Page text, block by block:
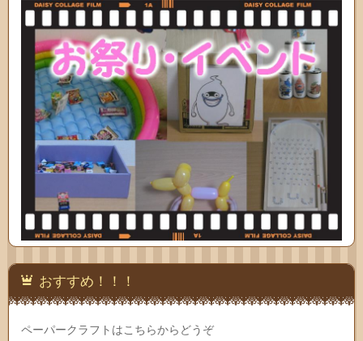
おすすめ！！！
ペーパークラフトはこちらからどうぞ